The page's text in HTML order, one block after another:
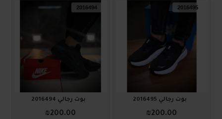
2016495
بوت رجالي 2016495
₪200.00
2016494
بوت رجالي 2016494
₪200.00